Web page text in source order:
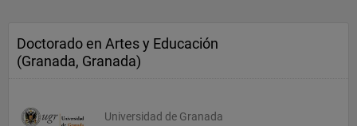
Doctorado en Artes y Educación
(Granada, Granada)
Universidad de Granada